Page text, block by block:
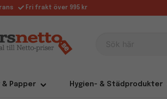
Fri frakt över 995 kr
Papper Hygien- & Städprodukter